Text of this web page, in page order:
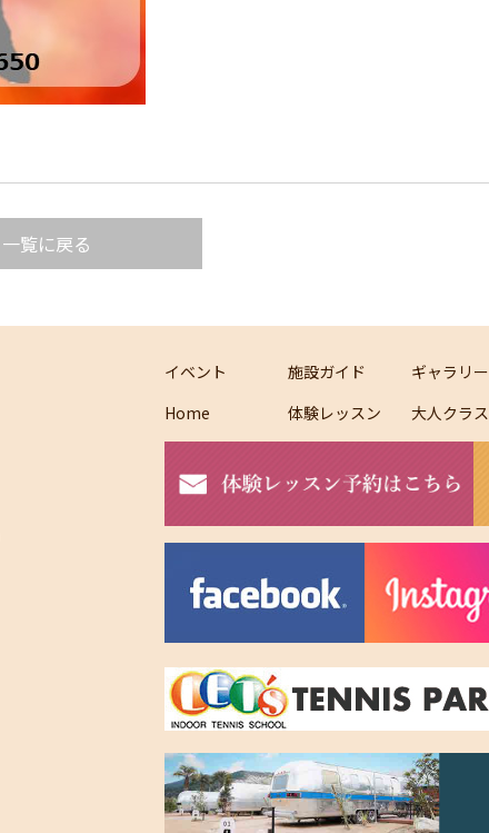
一覧に戻る
イベント 施設ガイド ギャラリー
Home
体験レッスン 大人クラス